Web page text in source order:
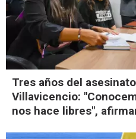
Tres años del
Villavicencio:
nos hace libres",